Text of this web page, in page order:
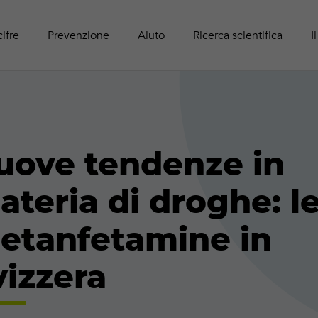
Attività online
Prevenzione
Aiuto Ricerca scientifica
tendenze in
di droghe:
in